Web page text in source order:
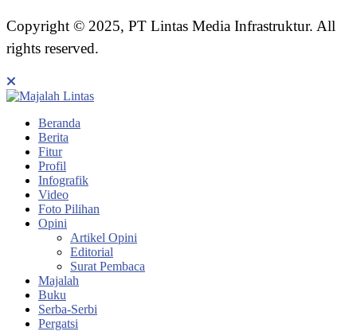
Copyright © 2025, PT Lintas Media Infrastruktur. All
rights reserved.
Beranda
Berita
Fitur
Profil
Infografik
Video
Foto Pilihan
Opini
Artikel Opini
Editorial
Surat Pembaca
Majalah
Buku
Serba-Serbi
Pergatsi